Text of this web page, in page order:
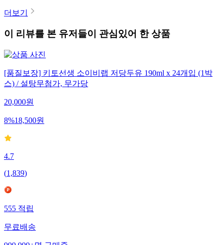
더보기
이 리뷰를 본 유저들이 관심있어 한 상품
[품질보장] 키토선생 소이비랩 저당두유 190ml x 24개입 (1박
스) / 설탕무첨가, 무가당
20,000원
8%18,500원
4.7
(1,839)
555 적립
무료배송